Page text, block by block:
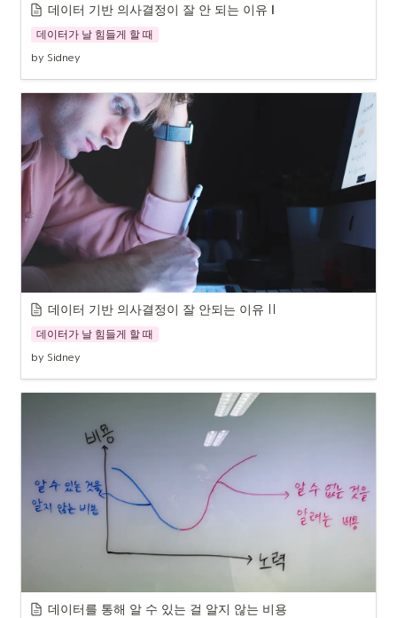
데이터 기반 의사결정이 잘 안 되는 이유 Ⅰ
데이터가 날 힘들게 할 때
by Sidney
데이터 기반 의사결정이 잘 안되는 이유 II
데이터가 날 힘들게 할 때
by Sidney
데이터를 통해 알 수 있는 걸 알지 않는 비용